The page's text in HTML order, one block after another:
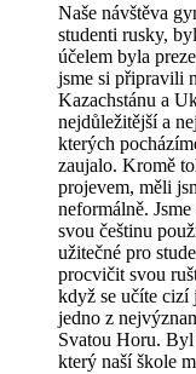
Naše návštěva
studenti rusky,
účelem byla
jsme si připravili
Kazachstánu a
nejdůležitější a
kterých
zaujalo. Kromě
projevem, měli
neformálně.
svou češtinu
užitečné pro
procvičit svou
když se učíte cizí
jedno z
Svatou Horu.
který naší škole